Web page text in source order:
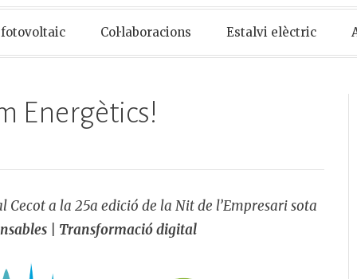
Col·laboracions Estalvi elèctric
Energètics!
a la 25a edició de la Nit de l’Empresari sota
| Transformació digital